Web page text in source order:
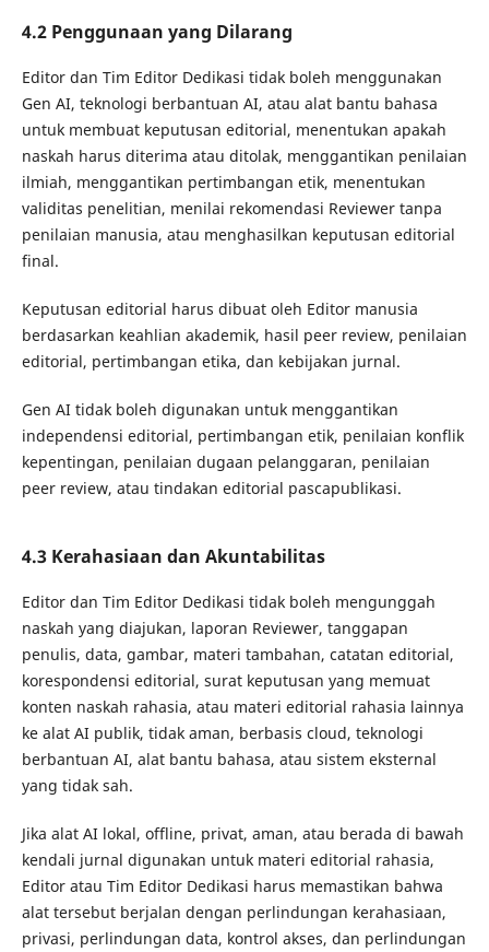
4.2 Penggunaan yang Dilarang
Editor dan Tim Editor Dedikasi tidak boleh menggunakan
Gen AI, teknologi berbantuan AI, atau alat bantu bahasa
untuk membuat keputusan editorial, menentukan apakah
naskah harus diterima atau ditolak, menggantikan penilaian
ilmiah, menggantikan pertimbangan etik, menentukan
validitas penelitian, menilai rekomendasi Reviewer tanpa
penilaian manusia, atau menghasilkan keputusan editorial
final.
Keputusan editorial harus dibuat oleh Editor manusia
berdasarkan keahlian akademik, hasil peer review, penilaian
editorial, pertimbangan etika, dan kebijakan jurnal.
Gen AI tidak boleh digunakan untuk menggantikan
independensi editorial, pertimbangan etik, penilaian konflik
kepentingan, penilaian dugaan pelanggaran, penilaian
peer review, atau tindakan editorial pascapublikasi.
4.3 Kerahasiaan dan Akuntabilitas
Editor dan Tim Editor Dedikasi tidak boleh mengunggah
naskah yang diajukan, laporan Reviewer, tanggapan
penulis, data, gambar, materi tambahan, catatan editorial,
korespondensi editorial, surat keputusan yang memuat
konten naskah rahasia, atau materi editorial rahasia lainnya
ke alat AI publik, tidak aman, berbasis cloud, teknologi
berbantuan AI, alat bantu bahasa, atau sistem eksternal
yang tidak sah.
Jika alat AI lokal, offline, privat, aman, atau berada di bawah
kendali jurnal digunakan untuk materi editorial rahasia,
Editor atau Tim Editor Dedikasi harus memastikan bahwa
alat tersebut berjalan dengan perlindungan kerahasiaan,
privasi, perlindungan data, kontrol akses, dan perlindungan